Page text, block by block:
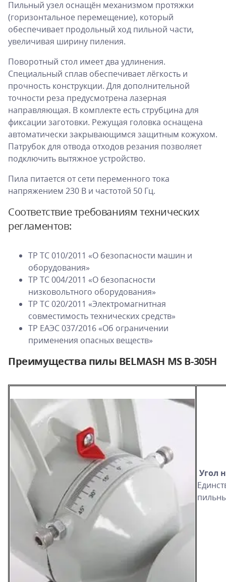
Пильный узел оснащён механизмом протяжки
(горизонтальное перемещение), который
обеспечивает продольный ход пильной части,
увеличивая ширину пиления.
Поворотный стол имеет два удлинения.
Специальный сплав обеспечивает лёгкость и
прочность конструкции. Для дополнительной
точности реза предусмотрена лазерная
направляющая. В комплекте есть струбцина для
фиксации заготовки. Режущая головка оснащена
автоматически закрывающимся защитным кожухом.
Патрубок для отвода отходов резания позволяет
подключить вытяжное устройство.
Пила питается от сети переменного тока
напряжением 230 В и частотой 50 Гц.
Соответствие требованиям технических
регламентов:
ТР ТС 010/2011 «О безопасности машин и
оборудования»
ТР ТС 004/2011 «О безопасности
низковольтного оборудования»
ТР ТС 020/2011 «Электромагнитная
совместимость технических средств»
ТР ЕАЭС 037/2016 «Об ограничении
применения опасных веществ»
Преимущества пилы BELMASH MS B-305H
Угол